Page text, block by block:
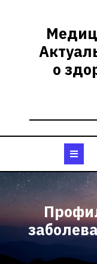
содержимому
о